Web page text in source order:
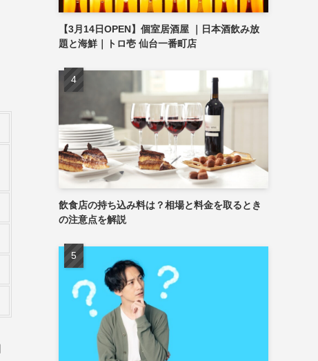
【3月14日OPEN】個室居酒屋 ｜日本酒飲み放
題と海鮮｜トロ壱 仙台一番町店
飲食店の持ち込み料は？相場と料金を取るとき
の注意点を解説